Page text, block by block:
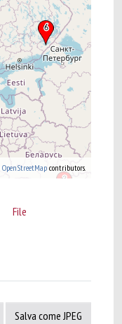
OpenStreetMap contributors.
File
Salva come JPEG